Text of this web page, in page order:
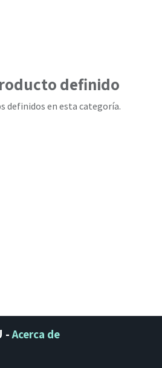
definido
definidos en esta categoría.
-Acerca de